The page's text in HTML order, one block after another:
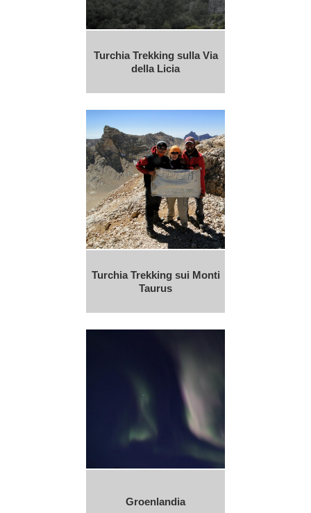
Turchia Trekking sulla Via
della Licia
Turchia Trekking sui Monti
Taurus
Groenlandia